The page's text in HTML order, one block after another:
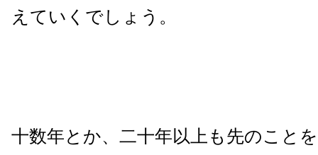
えていくでしょう。
十数年とか、二十年以上も先のこと